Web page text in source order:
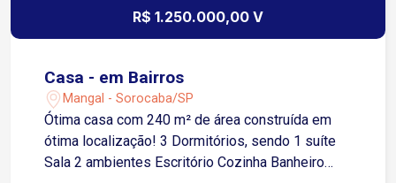
R$ 1.250.000,00 V
Casa - em Bairros
Mangal - Sorocaba/SP
Ótima casa com 240 m² de área construída em
ótima localização! 3 Dormitórios, sendo 1 suíte
Sala 2 ambientes Escritório Cozinha Banheiro